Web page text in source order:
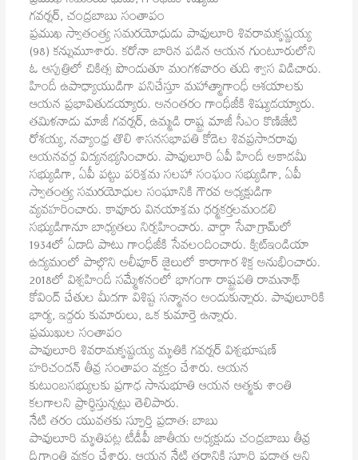
గవర్నర్‌, చంద్రబాబు సంతాపం
ప్రముఖ స్వాతంత్య్ర సమరయోధుడు పావులూరి శివరామకృష్ణయ్య
(98) కన్నుమూశారు. కరోనా బారిన పడిన ఆయన గుంటూరులోని
ఓ ఆస్పత్రిలో చికిత్స పొందుతూ మంగళవారం తుది శ్వాస విడిచారు.
హిందీ ఉపాధ్యాయుడిగా పనిచేస్తూ మహాత్మాగాంధీ ఆశయాలకు
ఆయన ప్రభావితుడయ్యారు. అనంతరం గాంధీజీకి శిష్యుడయ్యారు.
తమిళనాడు మాజీ గవర్నర్‌, ఉమ్మడి రాష్ట్ర మాజీ సీఎం కొణిజేటి
రోశయ్య, నవ్యాంధ్ర తొలి శాసనసభాపతి కోడెల శివప్రసాదరావు
ఆయనవద్ద విద్యనభ్యసించారు. పావులూరి ఏపీ హిందీ అకాడమీ
సభ్యుడిగా, ఏపీ పట్టు పరిశ్రమ సలహా సంఘం సభ్యుడిగా, ఏపీ
స్వాతంత్య్ర సమరయోధుల సంఘానికి గౌరవ అధ్యక్షుడిగా
వ్యవహరించారు. కావూరు వినయాశ్రమ ధర్మకర్తలమండలి
సభ్యుడిగానూ బాధ్యతలు నిర్వహించారు. వార్దా సేవాగ్రామ్‌లో
1934లో ఏడాది పాటు గాంధీజీకి సేవలందించారు. క్విట్‌ఇండియా
ఉద్యమంలో పాల్గొని అలీపూర్‌ జైలులో కారాగార శిక్ష అనుభించారు.
2018లో విశ్వహిందీ సమ్మేళనంలో భాగంగా రాష్ట్రపతి రామనాథ్‌
కోవింద్‌ చేతుల మీదగా విశిష్ట సన్మానం అందుకున్నారు. పావులూరికి
భార్య, ఇద్దరు కుమారులు, ఒక కుమార్తె ఉన్నారు.
ప్రముఖుల సంతాపం
పావులూరి శివరామకృష్ణయ్య మృతికి గవర్నర్‌ విశ్వభూషణ్‌
హరిచందన్‌ తీవ్ర సంతాపం వ్యక్తం చేశారు. ఆయన
కుటుంబసభ్యులకు ప్రగాఢ సానుభూతి ఆయన ఆత్మకు శాంతి
కలగాలని ప్రార్థిస్తున్నట్లు తెలిపారు.
నేటి తరం యువతకు స్ఫూర్తి ప్రదాత: బాబు
పావులూరి మృతిపట్ల టీడీపీ జాతీయ అధ్యక్షుడు చంద్రబాబు తీవ్ర